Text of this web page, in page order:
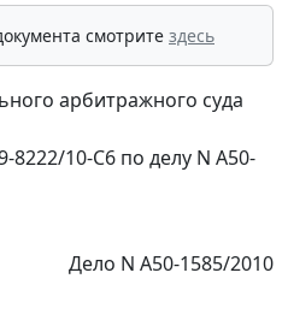
смотрите здесь
арбитражного суда
8222/10-С6 по делу N А50-
Дело N А50-1585/2010